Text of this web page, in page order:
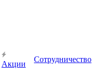
Акции
Сотрудничество